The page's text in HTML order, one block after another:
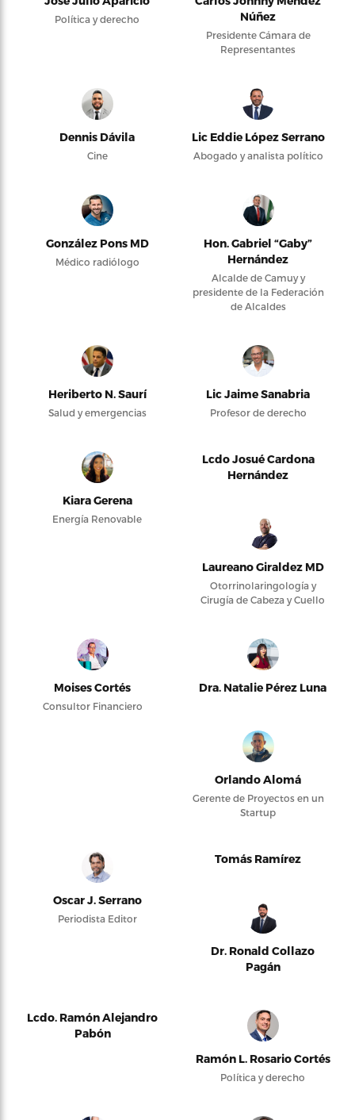
Política y derecho
Núñez
Presidente Cámara de
Representantes
Dennis Dávila
Cine
Lic Eddie López Serrano
Abogado y analista político
González Pons MD
Médico radiólogo
Hon. Gabriel “Gaby”
Hernández
Alcalde de Camuy y
presidente de la Federación
de Alcaldes
Heriberto N. Saurí
Salud y emergencias
Lic Jaime Sanabria
Profesor de derecho
Kiara Gerena
Energía Renovable
Lcdo Josué Cardona
Hernández
Laureano Giraldez MD
Otorrinolaringología y
Cirugía de Cabeza y Cuello
Moises Cortés
Consultor Financiero
Dra. Natalie Pérez Luna
Orlando Alomá
Gerente de Proyectos en un
Startup
Oscar J. Serrano
Periodista Editor
Tomás Ramírez
Dr. Ronald Collazo
Pagán
Lcdo. Ramón Alejandro
Pabón
Ramón L. Rosario Cortés
Política y derecho